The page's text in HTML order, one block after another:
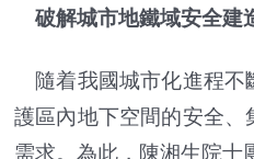
破解城市地鐵域安全建
隨着我國城市化進程不
護區內地下空間的安全、
需求。為此，陳湘生院士